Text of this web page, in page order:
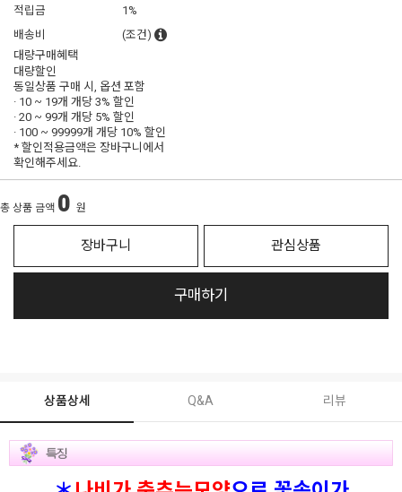
적립금
1%
배송비
(조건)
대량구매혜택
대량할인
동일상품 구매 시, 옵션 포함
· 10 ~ 19개 개당3% 할인
· 20 ~ 99개 개당 5% 할인
· 100 ~ 99999개 개당 10% 할인
* 할인적용금액은 장바구니에서
확인해주세요.
총 상품 금액 0 원
장바구니 관심상품
구매하기
상품상세 Q&A 리뷰